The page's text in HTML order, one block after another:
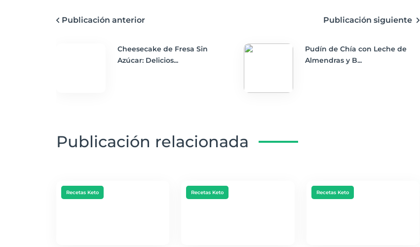
Publicación anterior Publicación siguiente
Cheesecake de Fresa Sin
Azúcar: Delicios...
Pudín de Chía con Leche de
Almendras y B...
Publicación relacionada
Recetas Keto Recetas Keto Recetas Keto